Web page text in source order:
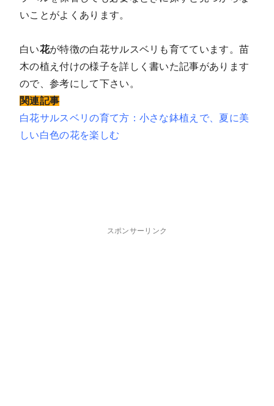
いことがよくあります。
白い花が特徴の白花サルスベリも育てています。苗
木の植え付けの様子を詳しく書いた記事があります
ので、参考にして下さい。
関連記事
白花サルスベリの育て方：小さな鉢植えで、夏に美
しい白色の花を楽しむ
スポンサーリンク